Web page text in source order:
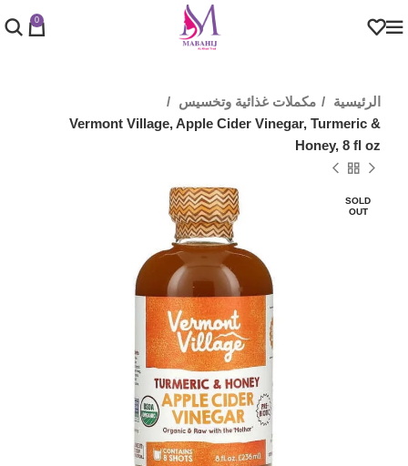
0
الرئيسية
مكملات غذائية وتخسيس
Vermont Village, Apple Cider Vinegar, Turmeric &
Honey, 8 fl oz
SOLD
OUT